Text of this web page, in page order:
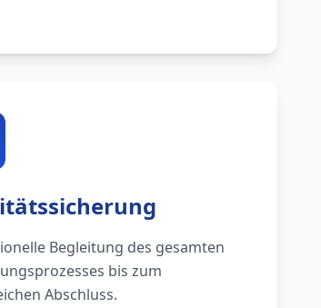
Begleitung des gesamten
bis zum
Abschluss.